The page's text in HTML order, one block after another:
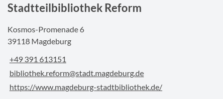
Stadtteilbibliothek Reform
Kosmos-Promenade 6
39118 Magdeburg
+49 391 613151
bibliothek.reform@stadt.magdeburg.de
https://www.magdeburg-stadtbibliothek.de/